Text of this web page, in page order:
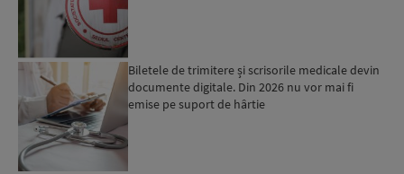
Biletele de trimitere și scrisorile medicale devin
documente digitale. Din 2026 nu vor mai fi
emise pe suport de hârtie